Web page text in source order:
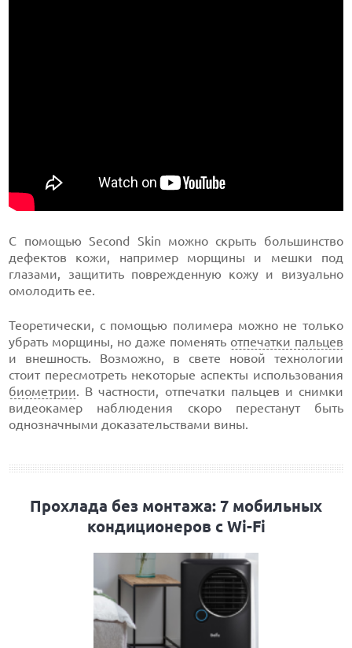
С помощью Second Skin можно скрыть большинство
дефектов кожи, например морщины и мешки под
глазами, защитить поврежденную кожу и визуально
омолодить ее.
Теоретически, с помощью полимера можно не только
убрать морщины, но даже поменять отпечатки пальцев
и внешность. Возможно, в свете новой технологии
стоит пересмотреть некоторые аспекты использования
биометрии. В частности, отпечатки пальцев и снимки
видеокамер наблюдения скоро перестанут быть
однозначными доказательствами вины.
Прохлада без монтажа: 7 мобильных
кондиционеров с Wi-Fi